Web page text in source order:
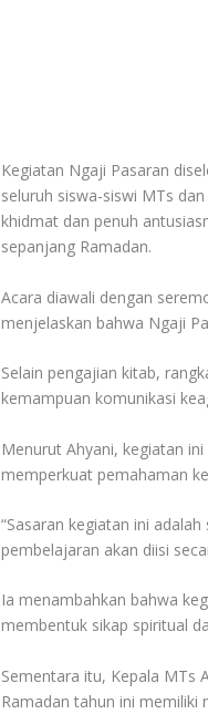
Kegiatan Ngaji Pasaran
seluruh siswa-siswi MTs
khidmat dan penuh
sepanjang Ramadan.
Acara diawali dengan
menjelaskan bahwa Ngaji
Selain pengajian kitab,
kemampuan komunikasi
Menurut Ahyani, kegiatan
memperkuat pemahaman
“Sasaran kegiatan ini
pembelajaran akan diisi
Ia menambahkan bahwa
membentuk sikap spiritual
Sementara itu, Kepala MTs
Ramadan tahun ini memiliki